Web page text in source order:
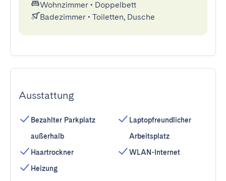
Wohnzimmer • Doppelbett
Badezimmer • Toiletten, Dusche
Ausstattung
Bezahlter Parkplatz
außerhalb
Haartrockner
Heizung
Laptopfreundlicher
Arbeitsplatz
WLAN-Internet